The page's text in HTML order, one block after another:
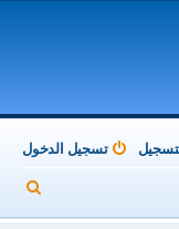
تسجيل الدخول
ح